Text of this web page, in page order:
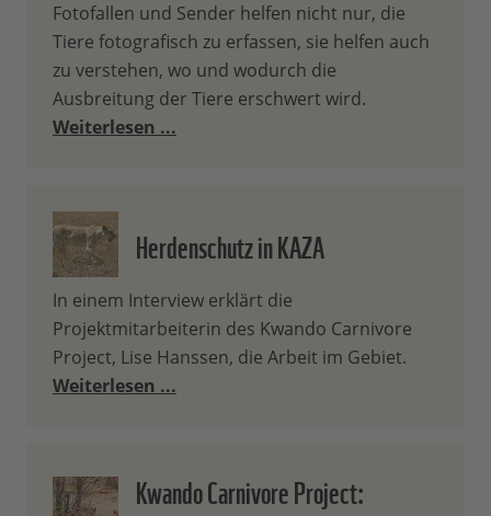
Fotofallen und Sender helfen nicht nur, die
Tiere fotografisch zu erfassen, sie helfen auch
zu verstehen, wo und wodurch die
Ausbreitung der Tiere erschwert wird.
Weiterlesen ...
Herdenschutz in KAZA
In einem Interview erklärt die
Projektmitarbeiterin des Kwando Carnivore
Project, Lise Hanssen, die Arbeit im Gebiet.
Weiterlesen ...
Kwando Carnivore Project: